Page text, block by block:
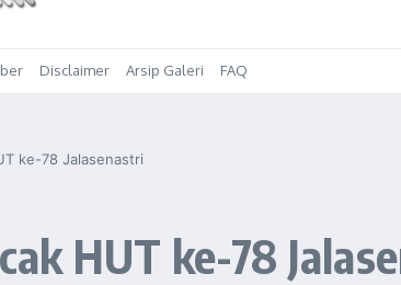
Disclaimer Arsip Galeri FAQ
ke-78 Jalasenastri
HUT ke-78